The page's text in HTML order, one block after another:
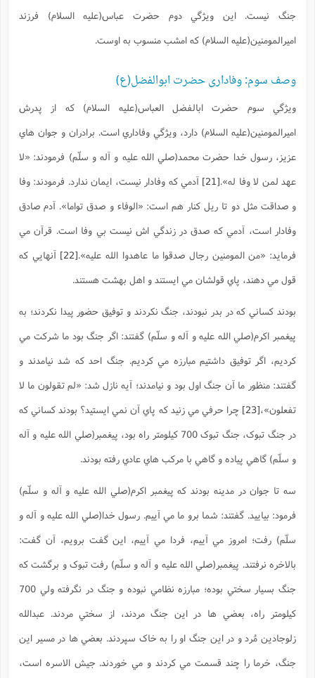
جنگ نيست. اين ويژگي دوم حضرت عباس(علیه السلام) فرزند
اميرالمومنين(علیه السلام) که امشب منسوب به اوست.
وصف سوم: وفاداری حضرت ابوالفضل(ع)
ويژگي سوم حضرت ابالفضل العباس(علیه السلام) که از پدرش
اميرالمومنين(عليه السلام) دارد، ويژگي وفاداري است. برادران و جوان هاي
عزيز، رسول خدا حضرت محمد(صلي الله عليه و آله و سلّم) فرمودند:«لا
عهد لمن لا وفا له».[21]
آدمي که وفادار نيست، ايمان ندارد. فرمودند: وفا
و صداقت مثل دو تا ريل کنار هم است: «الوفاء و صدق تواما».آدم صادق
وفادار است، آدمي که صدق در زندگي اش نيست بي وفا است. قرآن مي
فرمايد: «من المومنين رجال صدقوا ما عاهدوا الله عليه».
[22]
آنهايي که
قول مي دهند، پاي قولشان مي ايستند و اهل بهشت هستند.
بودند کساني که در بدر نبودند، جنگ نکردند و توفيق حضور پيدا نکردند؛ به
پيغمبر اکرم(صلي الله عليه و آله و سلّم) گفتند: اگر جنگ بود ما شرکت مي
کرديم، اگر توفيق داشتيم مبارزه مي کرديم. جنگ احد که شد نيامدند و
گفتند: منظور ما آن جنگ اول بود و نيامدند؛ آيه نازل شد: «لم تقولون ما لا
تفعلون»،[23]
چرا حرفي مي زنيد که پاي آن نمي ايستيد؟ بودند کساني که
در جنگ تبوک، جنگ تبوک 700 کيلومتر راه بود، پيغمبر(صلي الله عليه و آله
و سلّم) گاهي پياده و گاهي با مرکب هاي عادي رفته بودند.
سه تا جوان در مدينه بودند که پيغمبر اکرم(صلي الله عليه و آله و سلّم)
فرمود: بياييد. گفتند: شما برو ما مي آييم. رسول خدا(صلي الله عليه و آله و
سلّم) رفت؛ امروز مي آييم، فردا مي آييم، اين گفت برويم، آن گفت:
بالاخره نرفتند. پيغمبر(صلي الله عليه و آله و سلّم) رفت تبوک و برگشت که
جنگ بسيار سختي بوده؛ مبارزه نظامي نبوده و جنگ در نگرفته ولي 700
کيلومتر راه، بعضي ها در اين جنگ مردند، از سختي مردند. عبدالله
زلوجادين مُرد و در اين جنگ او را به خاک سپردند. بعضي ها در مسير اين
جنگ، خرما را چند قسمت مي کردند و مي خوردند. جيش الاسره است،